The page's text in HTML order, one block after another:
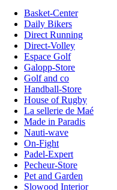
Basket-Center
Daily Bikers
Direct Running
Direct-Volley
Espace Golf
Galopp-Store
Golf and co
Handball-Store
House of Rugby
La sellerie de Maé
Made in Paradis
Nauti-wave
On-Fight
Padel-Expert
Pecheur-Store
Pet and Garden
Slowood Interior